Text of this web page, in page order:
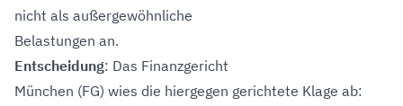
nicht als außergewöhnliche
Belastungen an.
Entscheidung: Das Finanzgericht
München (FG) wies die hiergegen gerichtete Klage ab: